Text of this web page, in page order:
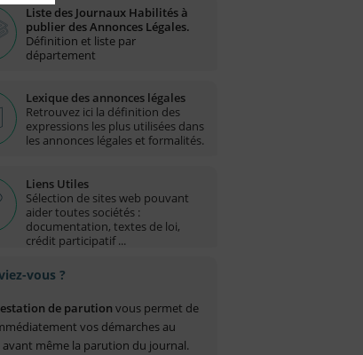
Liste des Journaux Habilités à
publier des Annonces Légales.
Définition et liste par
département
Lexique des annonces légales
Retrouvez ici la définition des
expressions les plus utilisées dans
les annonces légales et formalités.
Liens Utiles
Sélection de sites web pouvant
aider toutes sociétés :
documentation, textes de loi,
crédit participatif ...
vous ?
de parution vous permet de
vos démarches au
avant même la parution du journal.